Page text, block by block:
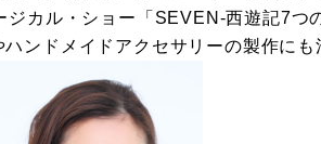
カル・ショー「SEVEN-西遊記7つ
ンドメイドアクセサリーの製作に